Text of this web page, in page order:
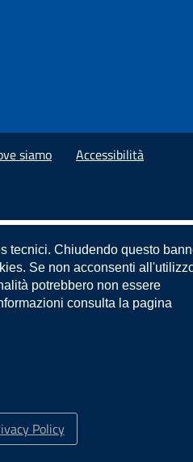
siamo Accessibilità
tecnici. Chiudendo questo
Se non acconsenti
potrebbero non essere
consulta la pagina
Policy